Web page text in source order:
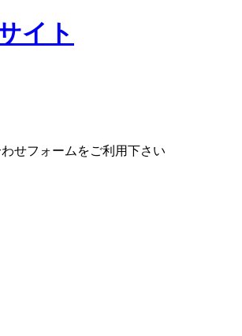
せフォームをご利用下さい